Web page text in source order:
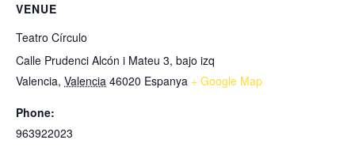
VENUE
Teatro Círculo
Calle Prudenci Alcón i Mateu 3, bajo izq
Valencia, Valencia 46020 Espanya + Google Map
Phone:
963922023